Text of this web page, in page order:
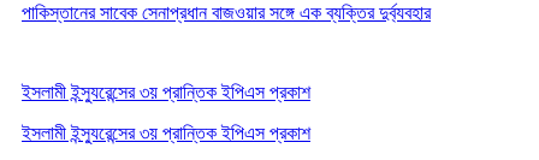
পাকিস্তানের সাবেক সেনাপ্রধান বাজওয়ার সঙ্গে এক ব্যক্তির দুর্ব্যবহার
ইসলামী ইন্স্যুরেন্সের ৩য় প্রান্তিক ইপিএস প্রকাশ
ইসলামী ইন্স্যুরেন্সের ৩য় প্রান্তিক ইপিএস প্রকাশ